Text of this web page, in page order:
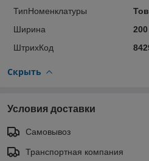
ТипНоменклатуры
Ширина
200
ШтрихКод
Скрыть
Условия доставки
Самовывоз
Транспортная компания